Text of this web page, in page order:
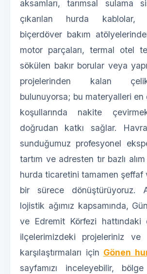
aksamları, tarımsal sulama
çıkarılan hurda
biçerdöver bakım
motor parçaları, termal otel
sökülen bakır borular veya
projelerinden kalan
bulunuyorsa; bu materyalleri en
koşullarında nakite
doğrudan katkı sağlar.
sunduğumuz profesyonel
tartım ve adresten tır bazlı
hurda ticaretini tamamen şeffaf
bir sürece dönüştürüyoruz.
lojistik ağımız kapsamında,
ve Edremit Körfezi hattındaki
ilçelerimizdeki projeleriniz
karşılaştırmaları için Gönen
sayfamızı inceleyebilir,